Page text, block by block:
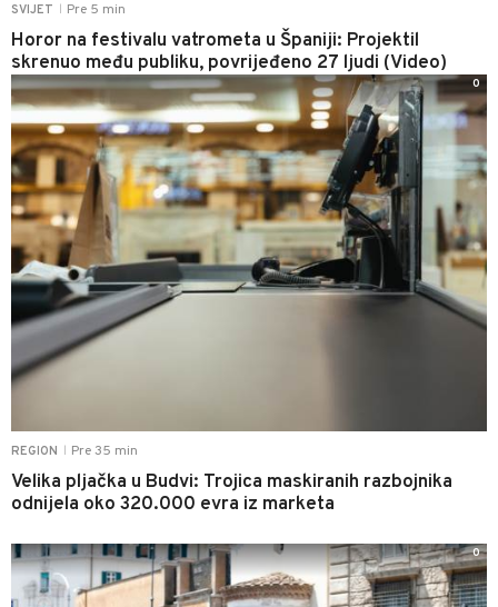
SVIJET Pre 5 min
Horor na festivalu vatrometa u Španiji: Projektil
skrenuo među publiku, povrijeđeno 27 ljudi (Video)
REGION Pre 35 min
Velika pljačka u Budvi: Trojica maskiranih razbojnika
odnijela oko 320.000 evra iz marketa
0
0